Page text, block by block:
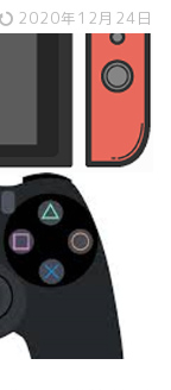
2020年12月24日